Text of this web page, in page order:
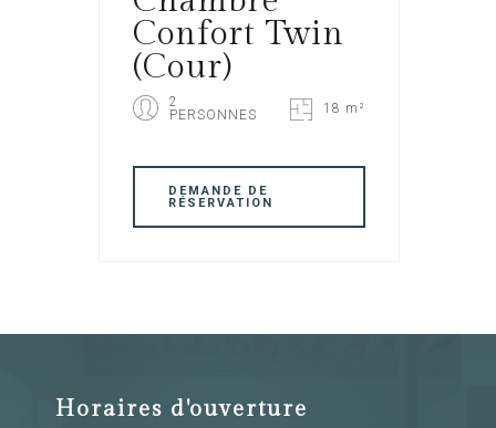
Confort Twin
(Cour)
2
PERSONNES
18 m²
DEMANDE DE
RÉSERVATION
Horaires d'ouverture